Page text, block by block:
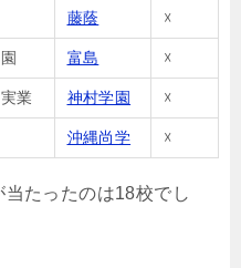
藤蔭 ☓
富島 ☓
業 神村学園 ☓
沖縄尚学 ☓
たったのは18校でし